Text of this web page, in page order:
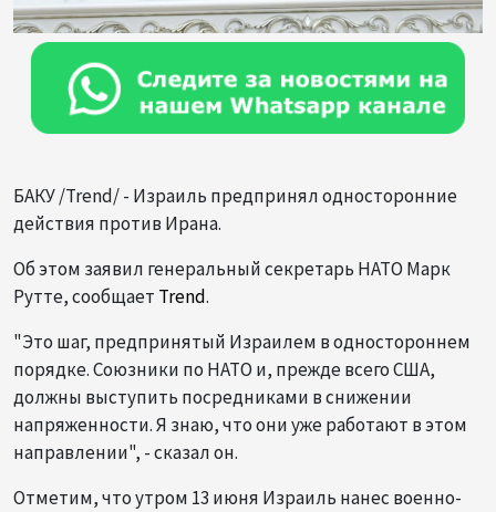
БАКУ /Trend/ - Израиль предпринял односторонние
действия против Ирана.
Об этом заявил генеральный секретарь НАТО Марк
Рутте, сообщает Trend.
"Это шаг, предпринятый Израилем в одностороннем
порядке. Союзники по НАТО и, прежде всего США,
должны выступить посредниками в снижении
напряженности. Я знаю, что они уже работают в этом
направлении", - сказал он.
Отметим, что утром 13 июня Израиль нанес военно-